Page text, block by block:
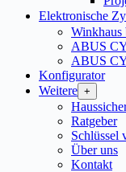
Elektronische
Winkhaus
ABUS
ABUS
Konfigurator
Weitere +
Ratgeber
Schlüssel
Über uns
Kontakt